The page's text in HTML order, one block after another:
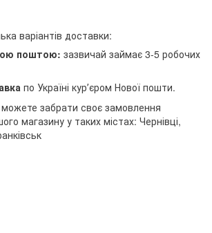
варіантів доставки:
поштою: зазвичай займає 3-5 робочих
по Україні курʼєром Нової пошти.
забрати своє замовлення
магазину у таких містах: Чернівці,